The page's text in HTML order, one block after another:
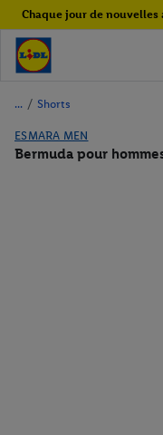
Chaque jour de nouvelles
/ Shorts
ESMARA MEN
Bermuda pour